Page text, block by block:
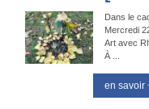
Dans le
Mercredi
Art avec
À ...
en savoir